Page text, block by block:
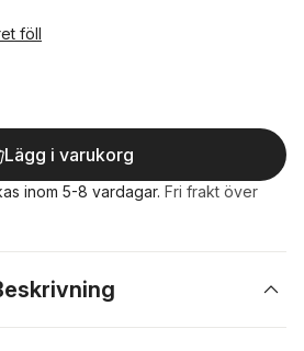
föll
röster:
Lägg i varukorg
inom 5-8 vardagar. Fri frakt över